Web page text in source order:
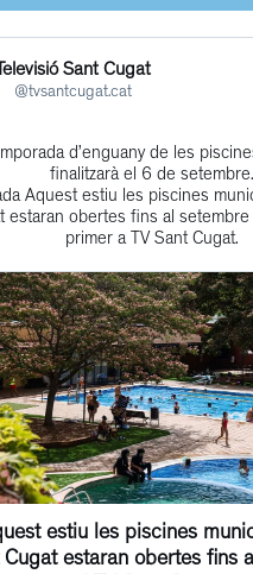
Televisió Sant Cugat
@tvsantcugat.cat
Get
to
this
d’enguany de les
finalitzarà el 6 de setembre.
Aquest estiu les piscines
estaran obertes fins al
primer a TV Sant Cugat.
estiu les piscines
Cugat estaran obertes fins